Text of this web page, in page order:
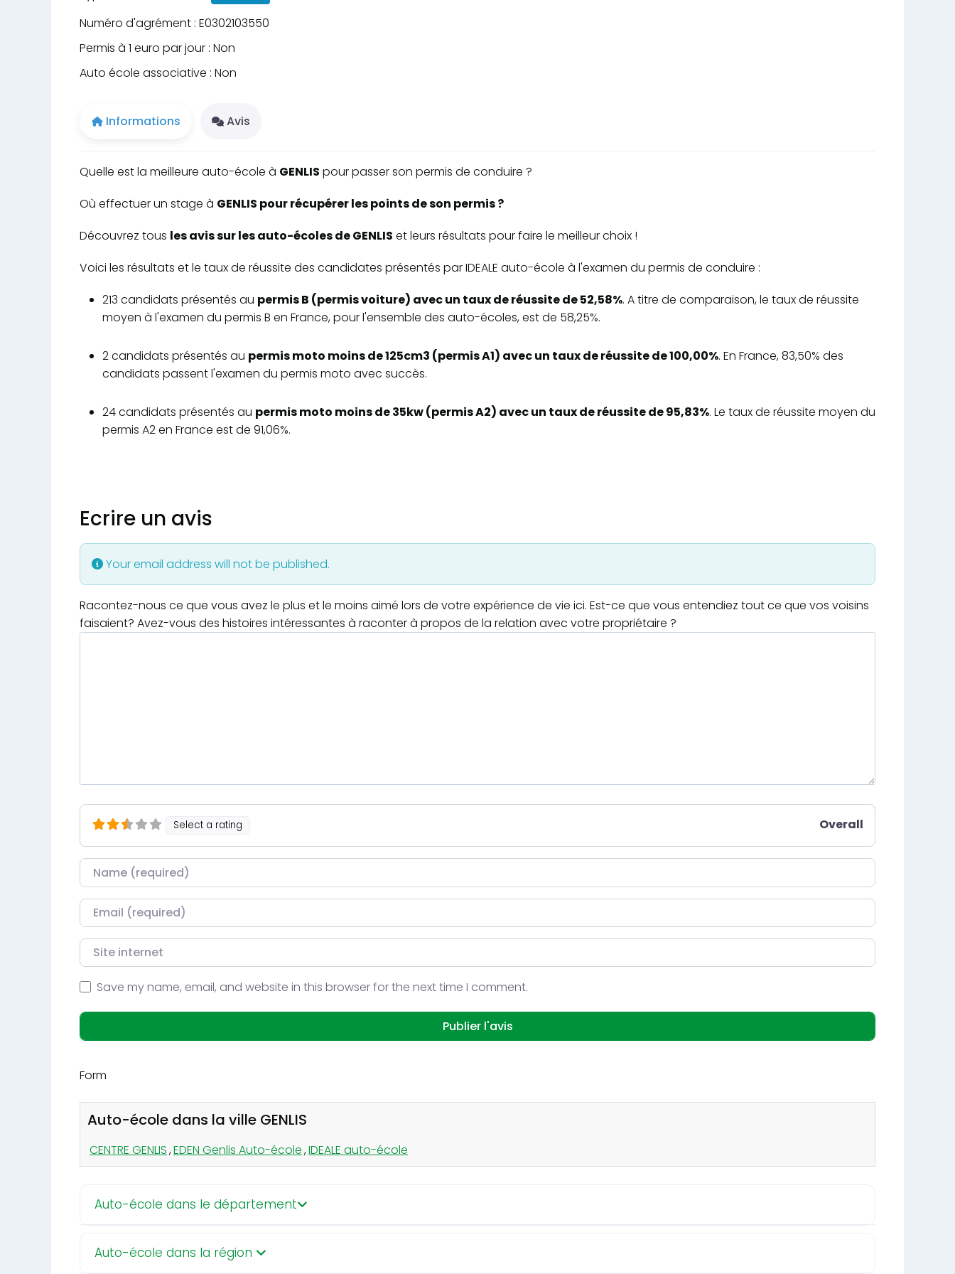
Numéro d'agrément : E0302103550
Permis à 1 euro par jour : Non
Auto école associative : Non
Informations Avis
Quelle est la meilleure auto-école à GENLIS pour passer son permis de conduire ?
Où effectuer un stage à GENLIS pour récupérer les points de son permis ?
Découvrez tous les avis sur les auto-écoles de GENLIS et leurs résultats pour faire le meilleur choix !
Voici les résultats et le taux de réussite des candidates présentés par IDEALE auto-école à l'examen du permis de conduire :
213 candidats présentés au permis B (permis voiture) avec un taux de réussite de 52,58%. A titre de comparaison, le taux de réussite
moyen à l'examen du permis B en France, pour l'ensemble des auto-écoles, est de 58,25%.
2 candidats présentés au permis moto moins de 125cm3 (permis A1) avec un taux de réussite de 100,00%. En France, 83,50% des
candidats passent l'examen du permis moto avec succès.
24 candidats présentés au permis moto moins de 35kw (permis A2) avec un taux de réussite de 95,83%. Le taux de réussite moyen du
permis A2 en France est de 91,06%.
Ecrire un avis
Your email address will not be published.
Racontez-nous ce que vous avez le plus et le moins aimé lors de votre expérience de vie ici. Est-ce que vous entendiez tout ce que vos voisins
faisaient? Avez-vous des histoires intéressantes à raconter à propos de la relation avec votre propriétaire ?
Select a rating Overall
Nom
Courriel
Site internet
Save my name, email, and website in this browser for the next time I comment.
Form
Auto-école dans la ville GENLIS
CENTRE GENLIS,EDEN Genlis Auto-école,IDEALE auto-école
Auto-école dans le département
Auto-école dans la région